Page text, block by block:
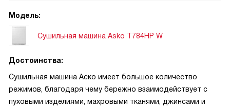
Модель:
Сушильная машина Asko T784HP W
Достоинства:
Сушильная машина Аско имеет большое количество
режимов, благодаря чему бережно взаимодействует с
пуховыми изделиями, махровыми тканями, джинсами и